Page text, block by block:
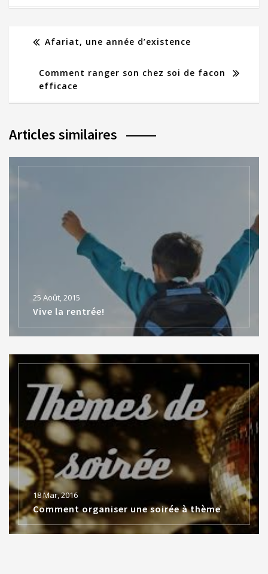
Afariat, une année d’existence
Comment ranger son chez soi de facon
efficace
Articles similaires
25 Août, 2015
Vive la rentrée!
18 Mar, 2016
Comment organiser une soirée à thème